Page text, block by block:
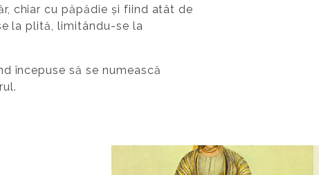
chiar cu păpădie și fiind atât de
la plită, limitându-se la
începuse să se numească